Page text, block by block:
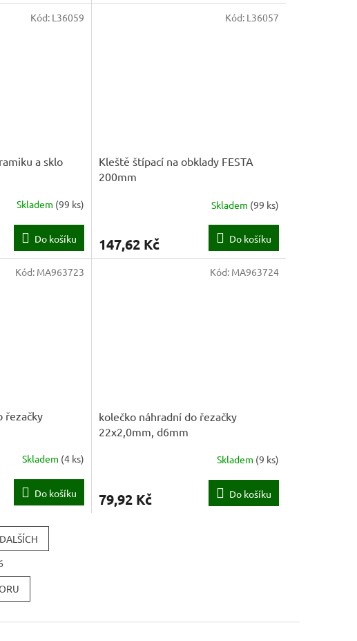
a sklo
Skladem (99 ks)
Do košíku
Kód: L36059
Kleště štípací na obklady FESTA
200mm
Skladem (99 ks)
147,62 Kč Do košíku
Kód: L36057
řezačky
Skladem (4 ks)
Do košíku
Kód: MA963723
kolečko náhradní do řezačky
22x2,0mm, d6mm
Skladem (9 ks)
79,92 Kč Do košíku
Kód: MA963724